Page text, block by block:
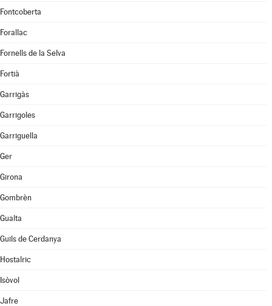
Fontcoberta
Forallac
Fornells de la Selva
Fortià
Garrigàs
Garrigoles
Garriguella
Ger
Girona
Gombrèn
Gualta
Guils de Cerdanya
Hostalric
Isòvol
Jafre